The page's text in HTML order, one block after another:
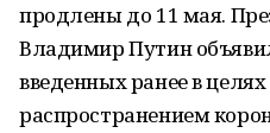
продлены до 11 мая.
Владимир Путин
введенных ранее в
распространением